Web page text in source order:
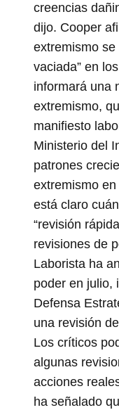
creencias
dijo. Cooper
extremismo se
vaciada” en
informará una
extremismo,
manifiesto
Ministerio del
patrones
extremismo
está claro
“revisión
revisiones de
Laborista ha
poder en julio,
Defensa
una revisión
Los críticos
algunas
acciones
ha señalado